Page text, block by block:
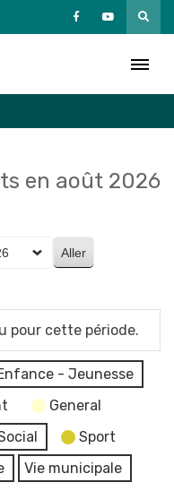
en août 2026
pour cette période.
- Jeunesse
General
Sport
Vie municipale